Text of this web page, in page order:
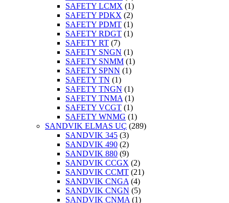
SAFETY LCMX (1)
SAFETY PDKX (2)
SAFETY PDMT (1)
SAFETY RDGT (1)
SAFETY RT (7)
SAFETY SNGN (1)
SAFETY SNMM (1)
SAFETY SPNN (1)
SAFETY TN (1)
SAFETY TNGN (1)
SAFETY TNMA (1)
SAFETY VCGT (1)
SAFETY WNMG (1)
SANDVIK ELMAS UÇ (289)
SANDVIK 345 (3)
SANDVIK 490 (2)
SANDVIK 880 (9)
SANDVIK CCGX (2)
SANDVIK CCMT (21)
SANDVIK CNGA (4)
SANDVIK CNGN (5)
SANDVIK CNMA (1)